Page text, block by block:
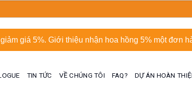
giá 5%. Giới thiệu nhận hoa hồng 5% một đơn
TIN TỨC VỀ CHÚNG TÔI FAQ? DỰ ÁN HOÀN